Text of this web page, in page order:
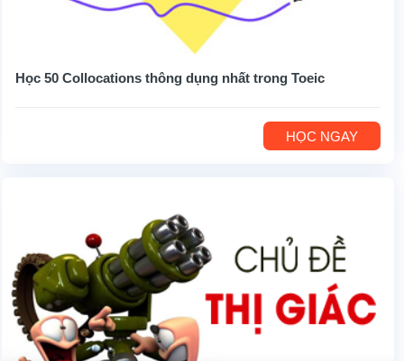
Học 50 Collocations thông dụng nhất trong Toeic
HỌC NGAY